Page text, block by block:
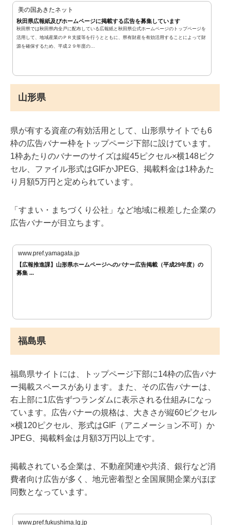
美の国あきたネット
秋田県広報紙及びホームページに掲載する広告を募集しています
秋田県では秋田県内全戸に配布している広報紙と秋田県公式ホームページのトップページを
活用して、地域産業のＰＲ支援等を行うとともに、県有財産を有効活用することによって財
源を確保するため、平成２９年度の...
山形県
県が有する資産の有効活用として、山形県サイトでも6
枠の広告バナー枠をトップページ下部に設けています。
1枠あたりのバナーのサイズは縦45ピクセル×横148ピク
セル、ファイル形式はGIFかJPEG、掲載料金は1枠あた
り月額5万円と定められています。
「すまい・まちづくり公社」など地域に根差した企業の
広告バナーが目立ちます。
www.pref.yamagata.jp
【広報推進課】山形県ホームページへのバナー広告掲載（平成29年度）の
募集 ...
福島県
福島県サイトには、トップページ下部に14枠の広告バナ
ー掲載スペースがあります。また、その広告バナーは、
右上部に1広告ずつランダムに表示される仕組みになっ
ています。広告バナーの規格は、大きさが縦60ピクセル
×横120ピクセル、形式はGIF（アニメーション不可）か
JPEG、掲載料金は月額3万円以上です。
掲載されている企業は、不動産関連や共済、銀行など消
費者向け広告が多く、地元密着型と全国展開企業がほぼ
同数となっています。
www.pref.fukushima.lg.jp